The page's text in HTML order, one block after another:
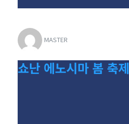
MASTER
쇼난 에노시마 봄 축제